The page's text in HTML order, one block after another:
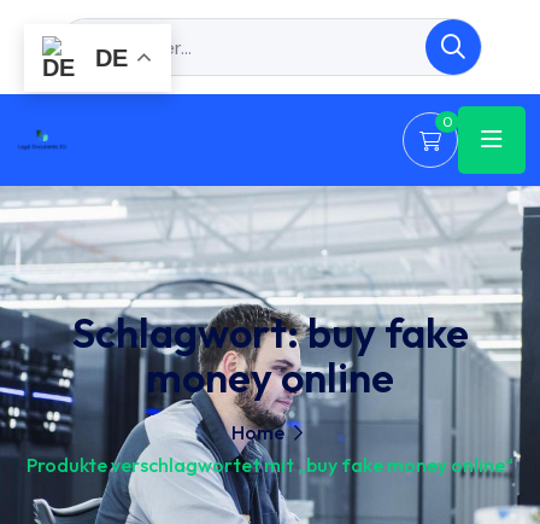
0
Schlagwort:buy fake
money online
Home
Produkte verschlagwortet mit „buy fake money online“
DE